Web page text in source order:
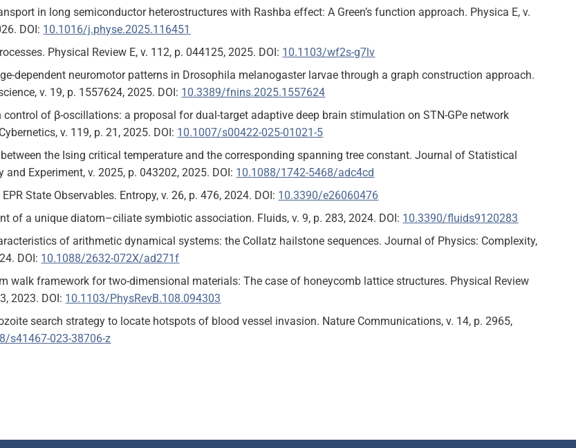
in long semiconductor heterostructures with Rashba effect: A Green’s function approach. Physica E, v.
DOI: 10.1016/j.physe.2025.116451
Physical Review E, v. 112, p. 044125, 2025. DOI: 10.1103/wf2s-g7lv
dependent neuromotor patterns in Drosophila melanogaster larvae through a graph construction approach.
v. 19, p. 1557624, 2025. DOI: 10.3389/fnins.2025.1557624
control of β-oscillations: a proposal for dual-target adaptive deep brain stimulation on STN-GPe network
v. 119, p. 21, 2025. DOI: 10.1007/s00422-025-01021-5
the Ising critical temperature and the corresponding spanning tree constant. Journal of Statistical
and Experiment, v. 2025, p. 043202, 2025. DOI: 10.1088/1742-5468/adc4cd
State Observables. Entropy, v. 26, p. 476, 2024. DOI: 10.3390/e26060476
of a unique diatom–ciliate symbiotic association. Fluids, v. 9, p. 283, 2024. DOI: 10.3390/fluids9120283
of arithmetic dynamical systems: the Collatz hailstone sequences. Journal of Physics: Complexity,
DOI: 10.1088/2632-072X/ad271f
walk framework for two-dimensional materials: The case of honeycomb lattice structures. Physical Review
2023. DOI: 10.1103/PhysRevB.108.094303
search strategy to locate hotspots of blood vessel invasion. Nature Communications, v. 14, p. 2965,
s41467-023-38706-z